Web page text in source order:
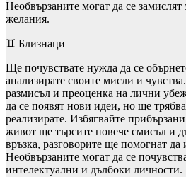
Необвързаните могат да се замислят
желания.
♊ Близнаци
Ще почувствате нужда да се
анализирате своите мисли и
размисъл и преоценка на лични
да се появят нови идеи, но ще
реализирате. Избягвайте
живот ще търсите повече смисъл и
връзка, разговорите ще помогнат
Необвързаните могат да се
интелектуални и дълбоки личности.